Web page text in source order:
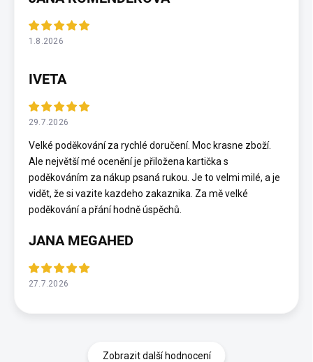
1.8.2026
IVETA
29.7.2026
Velké poděkování za rychlé doručení. Moc krasne zboží.
Ale největší mé ocenění je přiložena kartička s
poděkováním za nákup psaná rukou. Je to velmi milé, a je
vidět, že si vazite kazdeho zakaznika. Za mě velké
poděkování a přání hodně úspěchů.
JANA MEGAHED
27.7.2026
Zobrazit další hodnocení